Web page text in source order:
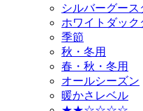
シルバーグース
ホワイトダック
季節
秋・冬用
春・秋・冬用
オールシーズン
暖かさレベル